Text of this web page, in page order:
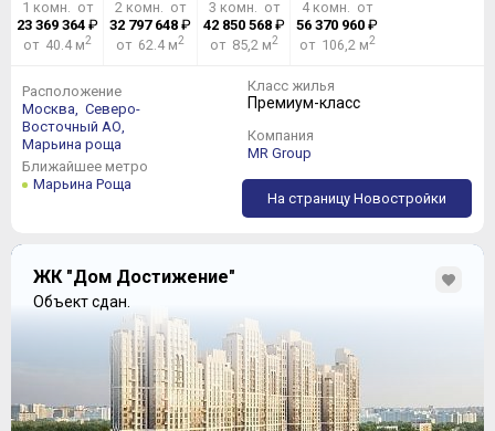
1 комн. от
23 369 364₽
от 40.4 м2
2 комн. от
32 797 648 ₽
от 62.4 м2
3 комн. от
42 850 568₽
от 85,2 м2
4 комн. от
56 370 960 ₽
от 106,2 м2
Расположение
Москва, Северо-
Восточный АО,
Марьина роща
Ближайшее метро
Марьина Роща
Класс жилья
Премиум-класс
Компания
MR Group
На страницу Новостройки
ЖК "Дом Достижение"
Объект сдан.